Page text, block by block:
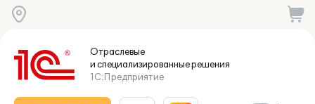
Отраслевые
и специализированныерешения
1С:Предприятие